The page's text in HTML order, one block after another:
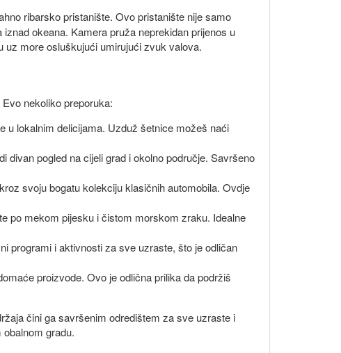
ribarsko pristanište. Ovo pristanište nije samo
okeana. Kamera pruža neprekidan prijenos u
uz more osluškujući umirujući zvuk valova.
nekoliko preporuka:
u lokalnim delicijama. Uzduž šetnice možeš naći
pogled na cijeli grad i okolno područje. Savršeno
svoju bogatu kolekciju klasičnih automobila. Ovdje
po mekom pijesku i čistom morskom zraku. Idealne
programi i aktivnosti za sve uzraste, što je odličan
proizvode. Ovo je odlična prilika da podržiš
čini ga savršenim odredištem za sve uzraste i
gradu.